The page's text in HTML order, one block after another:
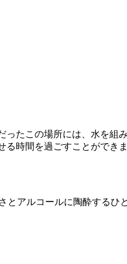
たこの場所には、水を組
時間を過ごすことができま
アルコールに陶酔するひ